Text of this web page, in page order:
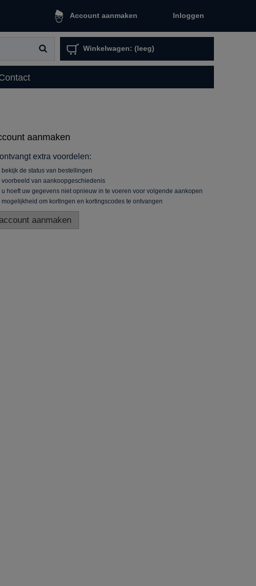
Account aanmaken Inloggen
Winkelwagen: (leeg)
aanmaken
extra voordelen:
bekijk de status van bestellingen
voorbeeld van aankoopgeschiedenis
u hoeft uw gegevens niet opnieuw in te voeren voor volgende aankopen
mogelijkheid om kortingen en kortingscodes te ontvangen
account aanmaken